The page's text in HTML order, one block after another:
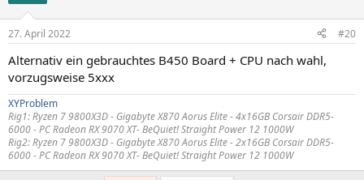
27. April 2022 #20
Alternativ ein gebrauchtes B450 Board + CPU nach wahl,
vorzugsweise 5xxx
XYProblem
Rig1:Ryzen 7 9800X3D - Gigabyte X870 Aorus Elite - 4x16GB Corsair DDR5-
6000 -PC Radeon RX 9070 XT- BeQuiet! Straight Power 12 1000W
Rig2:Ryzen 7 9800X3D - Gigabyte X870 Aorus Elite - 2x16GB Corsair DDR5-
6000 -PC Radeon RX 9070 XT- BeQuiet! Straight Power 12 1000W